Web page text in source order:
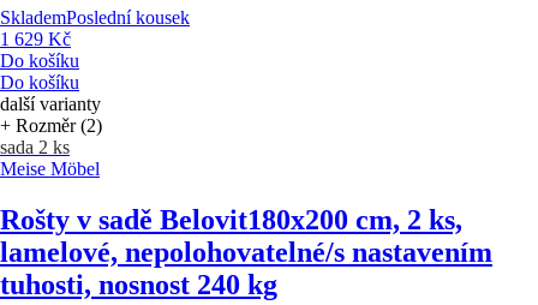
SklademPoslední kousek
1 629 Kč
Do košíku
Do košíku
další varianty
+ Rozměr (2)
sada 2 ks
Meise Möbel
Rošty v sadě Belovit180x200 cm, 2 ks,
lamelové, nepolohovatelné/s nastavením
tuhosti, nosnost 240 kg